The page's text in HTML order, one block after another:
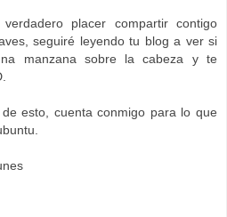
placer compartir contigo
seguiré leyendo tu blog a ver si
manzana sobre la cabeza y te
esto, cuenta conmigo para lo que